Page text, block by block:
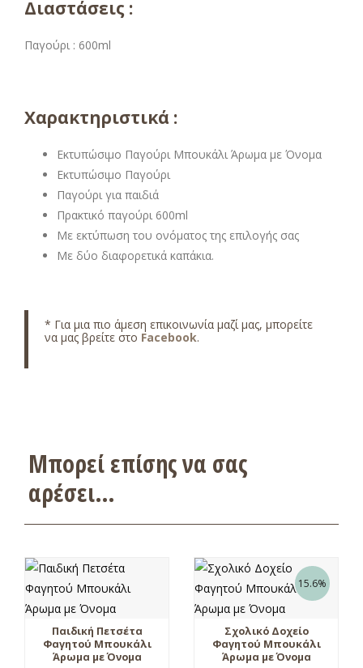
Διαστάσεις :
Παγούρι : 600ml
Χαρακτηριστικά :
Εκτυπώσιμο Παγούρι Μπουκάλι Άρωμα με Όνομα
Εκτυπώσιμο Παγούρι
Παγούρι για παιδιά
Πρακτικό παγούρι 600ml
Με εκτύπωση του ονόματος της επιλογής σας
Με δύο διαφορετικά καπάκια.
* Για μια πιο άμεση επικοινωνία μαζί μας, μπορείτε
να μας βρείτε στο Facebook.
Μπορεί επίσης να σας
αρέσει…
Παιδική Πετσέτα
Φαγητού Μπουκάλι
Άρωμα με Όνομα
15.6%
Σχολικό Δοχείο
Φαγητού Μπουκάλι
Άρωμα με Όνομα